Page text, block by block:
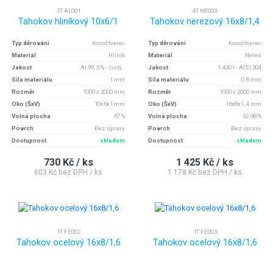
3T AL001
Tahokov hliníkový 10x6/1
Typ děrování
Kosočtverec
Materiál
Hliník
Jakost
Al 99, 5 % - čistý..
Síla materiálu
1 mm
Rozměr
1000 x 2000 mm
Oko (ŠxV)
10x6x1 mm
Volná plocha
67 %
Povrch
Bez úpravy
Dostupnost
skladem
730 Kč / ks
603 Kč bez DPH / ks
4T NE003
Tahokov nerezový 16x8/1,4
Typ děrování
Kosočtverec
Materiál
Nerez
Jakost
1.4301 - AISI 304
Síla materiálu
0.8 mm
Rozměr
1000 x 2000 mm
Oko (ŠxV)
16x8x1, 4 mm
Volná plocha
62.98 %
Povrch
Bez úpravy
Dostupnost
skladem
1 425 Kč / ks
1 178 Kč bez DPH / ks
1T FE002
Tahokov ocelový 16x8/1,6
1T FE003
Tahokov ocelový 16x8/1,6